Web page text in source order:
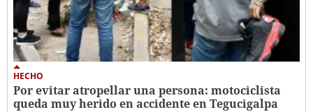
HECHO
Por evitar atropellar una persona: motociclista
queda muy herido en accidente en Tegucigalpa